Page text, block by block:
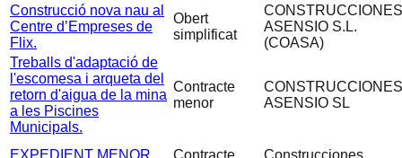
Construcció nova nau al
Centre d’Empreses de
Flix.
Obert
simplificat
CONSTRUCCIONES
ASENSIO S.L.
(COASA)
Treballs d'adaptació de
l'escomesa i arqueta del
retorn d'aigua de la mina
a les Piscines
Municipals.
Contracte
menor
CONSTRUCCIONES
ASENSIO SL